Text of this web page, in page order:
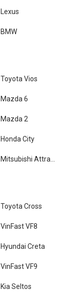
Lexus
BMW
Toyota Vios
Mazda 6
Mazda 2
Honda City
Mitsubishi Attrage
Toyota Cross
VinFast VF8
Hyundai Creta
VinFast VF9
Kia Seltos